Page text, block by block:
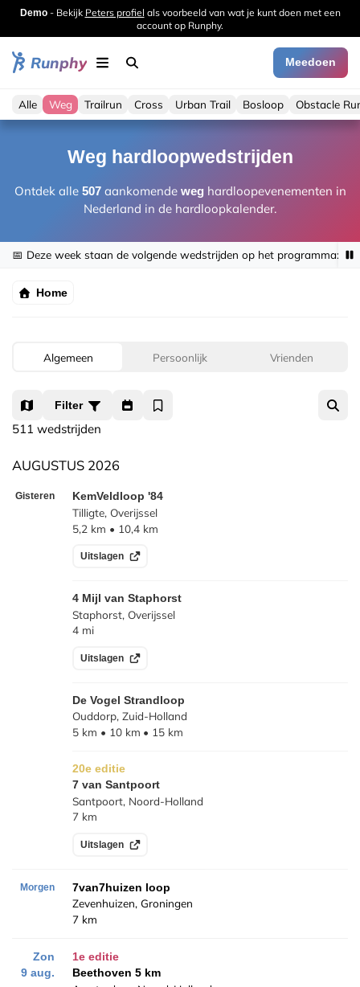
Demo- Bekijk Peters profiel als voorbeeld van wat je kunt doen met een
account op Runphy.
Runphy Meedoen
Alle Weg Trailrun Cross Urban Trail Bosloop Obstacle
Weg hardloopwedstrijden
Ontdek alle 507aankomende weg hardloopevenementen in
Nederland in de hardloopkalender.
📅 Deze week staan de volgende wedstrijden op het programma: de
Home
Algemeen Persoonlijk Vrienden
Filter
511 wedstrijden
AUGUSTUS 2026
Gisteren KemVeldloop '84
Tilligte, Overijssel
5,2 km
10,4 km
Uitslagen
4 Mijl van Staphorst
Staphorst, Overijssel
4 mi
Uitslagen
De Vogel Strandloop
Ouddorp, Zuid-Holland
5 km
10 km 15 km
20e editie
7 van Santpoort
Santpoort, Noord-Holland
7 km
Uitslagen
Morgen 7van7huizen loop
Zevenhuizen, Groningen
7 km
Zon
9 aug.
1e editie
Beethoven 5 km